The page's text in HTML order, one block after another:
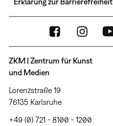
ZKM | Zentrum für Kunst
und Medien
Lorenzstraße 19
76135 Karlsruhe
+49 (0) 721 - 8100 - 1200